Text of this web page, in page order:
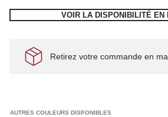
VOIR LA DISPONIBILITÉ EN
Retirez votre commande en
AUTRES COULEURS DISPONIBLES